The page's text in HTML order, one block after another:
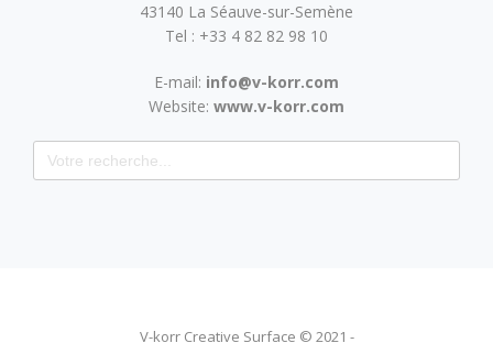
43140 La Séauve-sur-Semène
Tel : +33 4 82 82 98 10
E-mail: info@v-korr.com
Website: www.v-korr.com
V-korr Creative Surface © 2021 -